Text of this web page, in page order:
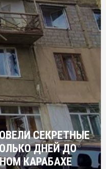
СЕКРЕТНЫЕ
ДНЕЙ ДО
КАРАБАХЕ